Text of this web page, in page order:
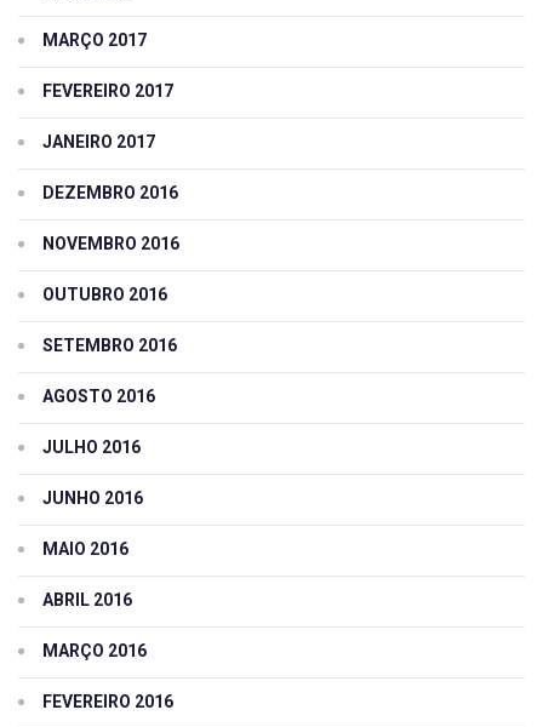
MARÇO 2017
FEVEREIRO 2017
JANEIRO 2017
DEZEMBRO 2016
NOVEMBRO 2016
OUTUBRO 2016
SETEMBRO 2016
AGOSTO 2016
JULHO 2016
JUNHO 2016
MAIO 2016
ABRIL 2016
MARÇO 2016
FEVEREIRO 2016